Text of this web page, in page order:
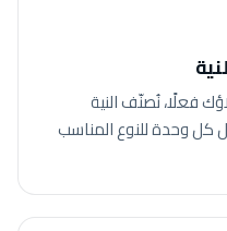
فعلًا، نُصنّف النية
كل وحدة للنوع المناسب